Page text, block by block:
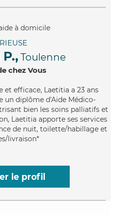
Toulenne
chez Vous
et efficace, Laetitia a 23 ans
un diplôme d'Aide Médico-
bien les soins palliatifs et
Laetitia apporte ses services
de nuit, toilette/habillage et
livraison*
le profil